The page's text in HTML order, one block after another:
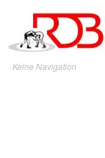
Keine Navigation